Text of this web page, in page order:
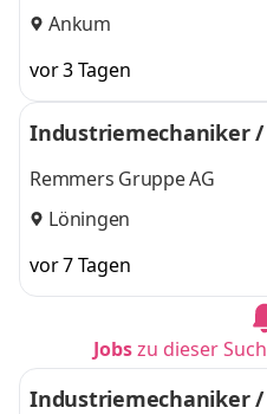
Ankum
vor 3 Tagen
Industriemechaniker
Remmers Gruppe AG
Löningen
vor 7 Tagen
Jobszu dieser
Industriemechaniker